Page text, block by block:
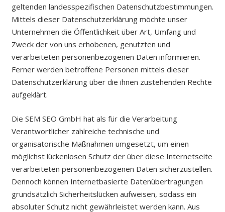
geltenden landesspezifischen Datenschutzbestimmungen.
Mittels dieser Datenschutzerklärung möchte unser
Unternehmen die Öffentlichkeit über Art, Umfang und
Zweck der von uns erhobenen, genutzten und
verarbeiteten personenbezogenen Daten informieren.
Ferner werden betroffene Personen mittels dieser
Datenschutzerklärung über die ihnen zustehenden Rechte
aufgeklärt.
Die SEM SEO GmbH hat als für die Verarbeitung
Verantwortlicher zahlreiche technische und
organisatorische Maßnahmen umgesetzt, um einen
möglichst lückenlosen Schutz der über diese Internetseite
verarbeiteten personenbezogenen Daten sicherzustellen.
Dennoch können Internetbasierte Datenübertragungen
grundsätzlich Sicherheitslücken aufweisen, sodass ein
absoluter Schutz nicht gewährleistet werden kann. Aus